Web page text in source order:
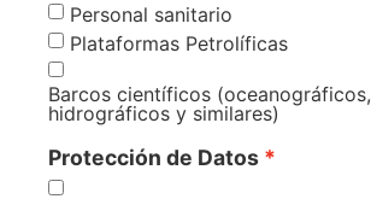
Personal sanitario
Plataformas Petrolíficas
Barcos científicos (oceanográficos,
hidrográficos y similares)
Protección de Datos